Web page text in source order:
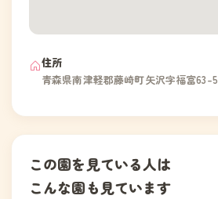
住所
青森県南津軽郡藤崎町矢沢字福富63-5
この園を見ている人は
こんな園も見ています